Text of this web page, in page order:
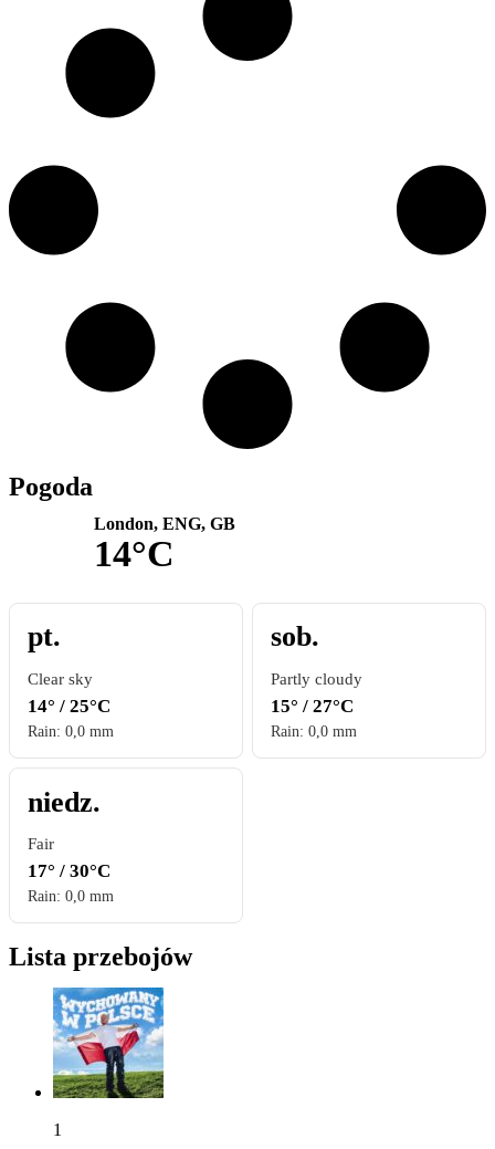
Pogoda
London, ENG, GB
14°C
pt.
Clear sky
14° / 25°C
Rain: 0,0 mm
sob.
Partly cloudy
15° / 27°C
Rain: 0,0 mm
niedz.
Fair
17° / 30°C
Rain: 0,0 mm
Lista przebojów
1